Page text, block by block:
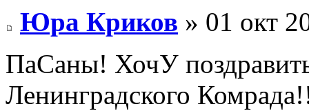
Юра Криков » 01 окт
ПаСаны! ХочУ
Ленинградского